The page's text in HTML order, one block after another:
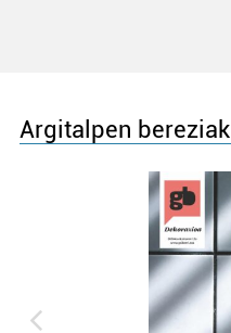
Argitalpen bereziak